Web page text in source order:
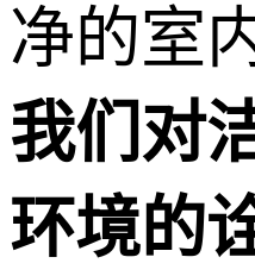
净的室
我们对
环境的